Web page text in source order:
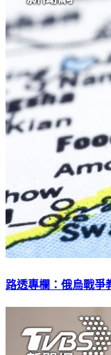
路透專欄：俄烏戰